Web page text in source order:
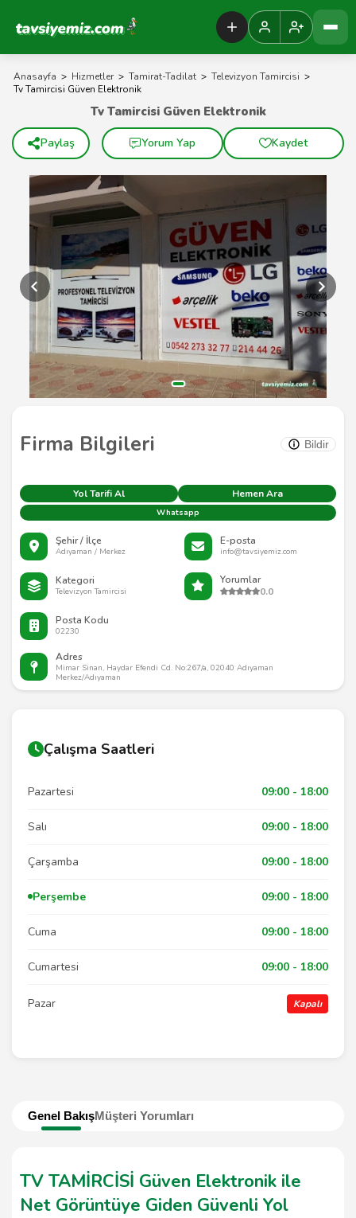
Tavsiyemiz Anasayfa
Anasayfa > Hizmetler > Tamirat-Tadilat > Televizyon Tamircisi >
Tv Tamircisi Güven Elektronik
Firma Bilgileri Bildir
Yol Tarifi Al Hemen Ara
Whatsapp
Şehir / İlçe
Adıyaman / Merkez
E-posta
info@tavsiyemiz.com
Kategori
Televizyon Tamircisi
Yorumlar
0.0
Posta Kodu
02230
Adres
Mimar Sinan, Haydar Efendi Cd. No:267/a, 02040 Adıyaman
Merkez/Adıyaman
Tv Tamircisi Güven Elektronik
Paylaş Yorum Yap Kaydet
Genel BakışMüşteri Yorumları
TV TAMİRCİSİ Güven Elektronik ile
Net Görüntüye Giden Güvenli Yol
Çalışma Saatleri
Pazartesi 09:00 - 18:00
Salı 09:00 - 18:00
Çarşamba 09:00 - 18:00
Perşembe 09:00 - 18:00
Cuma 09:00 - 18:00
Cumartesi 09:00 - 18:00
Pazar Kapalı